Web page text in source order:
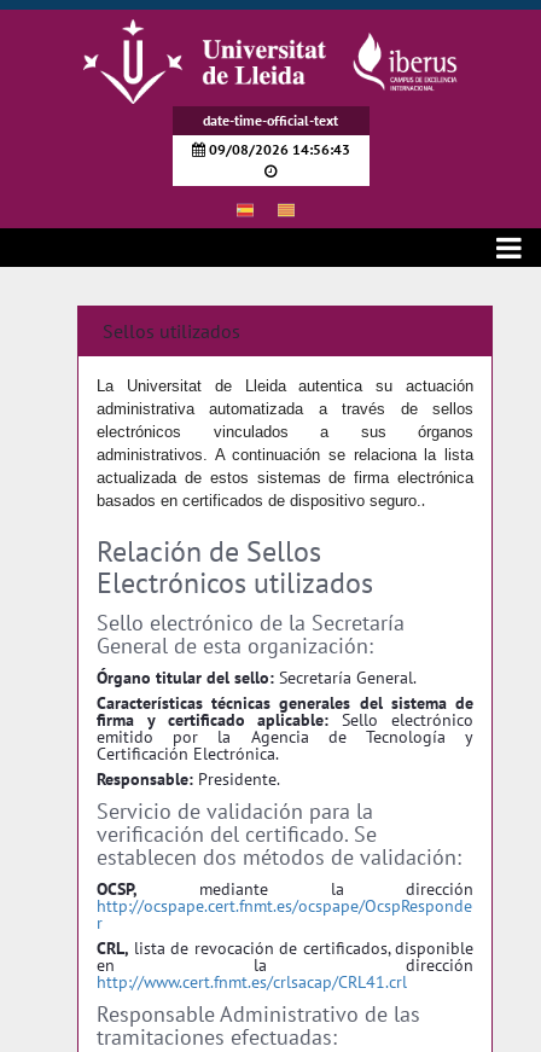
跳转到主内容
date-time-official-text
09/08/2026 14:56:43
Sellos utilizados
La Universitat de Lleida autentica su actuación
administrativa automatizada a través de sellos
electrónicos vinculados a sus órganos
administrativos. A continuación se relaciona la lista
actualizada de estos sistemas de firma electrónica
basados en certificados de dispositivo seguro. .
Relación de Sellos
Electrónicos utilizados
Sello electrónico de la Secretaría
General de esta organización:
Órgano titular del sello: Secretaría General.
Características técnicas generales del sistema de
firma y certificado aplicable: Sello electrónico
emitido por la Agencia de Tecnología y
Certificación Electrónica.
Responsable: Presidente.
Servicio de validación para la
verificación del certificado. Se
establecen dos métodos de validación:
OCSP, mediante la dirección
http://ocspape.cert.fnmt.es/ocspape/OcspResponde
r
CRL, lista de revocación de certificados, disponible
en la dirección
http://www.cert.fnmt.es/crlsacap/CRL41.crl
Responsable Administrativo de las
tramitaciones efectuadas: